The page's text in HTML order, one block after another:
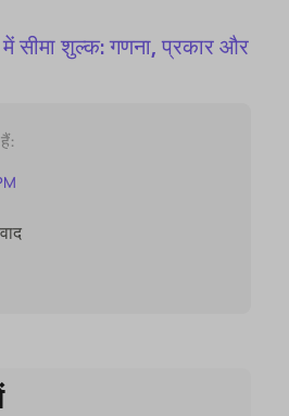
में सीमा शुल्क: गणना, प्रकार और